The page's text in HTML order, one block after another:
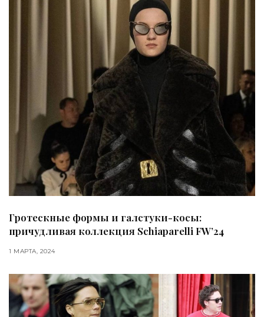
Гротескные формы и галстуки-косы:
причудливая коллекция Schiaparelli FW’24
1 МАРТА, 2024